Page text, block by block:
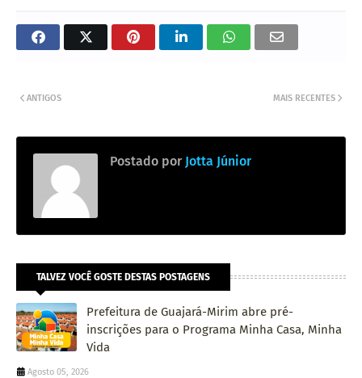
MAIS RECENTES
ANTIGOS
Postado por Jotta Júnior
TALVEZ VOCÊ GOSTE DESTAS POSTAGENS
Prefeitura de Guajará-Mirim abre pré-
inscrições para o Programa Minha Casa, Minha
Vida
Agosto 05, 2026